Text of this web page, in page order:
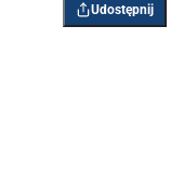
Udostępnij